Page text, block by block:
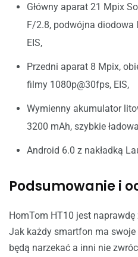
Główny aparat 21 Mpix
F/2.8, podwójna diodowa
EIS,
Przedni aparat 8 Mpix,
filmy 1080p@30fps, EIS,
Wymienny akumulator
3200 mAh, szybkie
Android 6.0 z nakładką
Podsumowanie i
HomTom HT10 jest
Jak każdy smartfon ma
będą narzekać a inni nie